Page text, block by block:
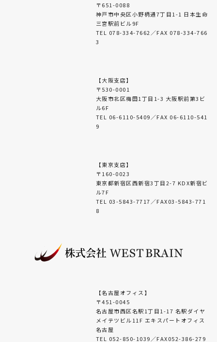
〒651-0088
神戸市中央区小野柄通7丁目1-1 日本生命
三宮駅前ビル9F
TEL 078-334-7662／FAX 078-334-766
3
【大阪支店】
〒530-0001
大阪市北区梅田1丁目1-3 大阪駅前第3ビ
ル6F
TEL 06-6110-5409／FAX 06-6110-541
9
【東京支店】
〒160-0023
東京都新宿区西新宿3丁目2-7 KDX新宿ビ
ル7F
TEL 03-5843-7717／FAX03-5843-771
8
【名古屋オフィス】
〒451-0045
名古屋市西区名駅1丁目1-17 名駅ダイヤ
メイテツビル11F エキスパートオフィス
名古屋
TEL 052-850-1039／FAX052-386-279